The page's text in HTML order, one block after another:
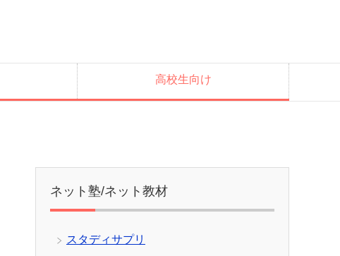
高校生向け
ネット塾/ネット教材
スタディサプリ